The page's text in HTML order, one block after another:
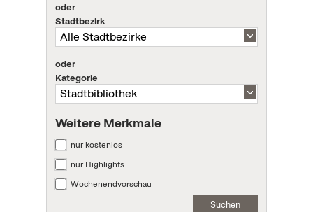
oder
Stadtbezirk
oder
Kategorie
Weitere Merkmale
nur kostenlos
nur Highlights
Wochenendvorschau
Suchen